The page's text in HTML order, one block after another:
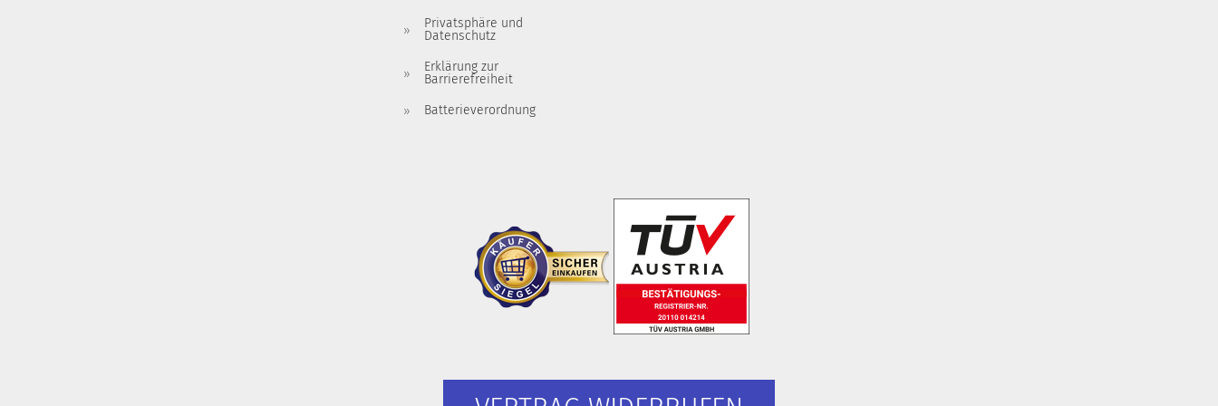
Privatsphäre und
Datenschutz
Erklärung zur
Barrierefreiheit
Batterieverordnung